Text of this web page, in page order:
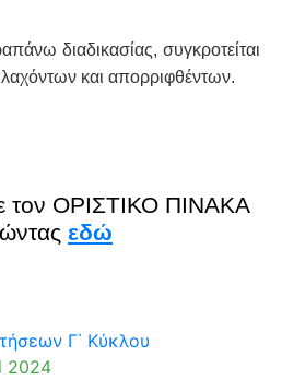
διαδικασίας, συγκροτείται
και απορριφθέντων.
τον ΟΡΙΣΤΙΚΟ ΠΙΝΑΚΑ
εδώ
Γ΄ Κύκλου
2024